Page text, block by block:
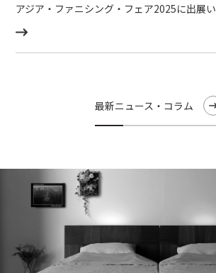
アジア・ファニシング・フェア2025に出展い
最新ニュース・コラム